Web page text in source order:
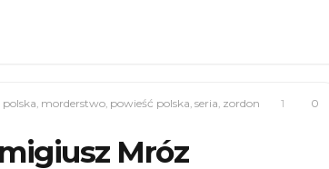
0
polska, morderstwo, powieść polska, seria, zordon
1
Mróz